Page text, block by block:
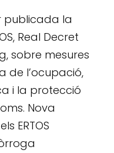
publicada la
Real Decret
sobre mesures
de l’ocupació,
i la protecció
Nova
ERTOS